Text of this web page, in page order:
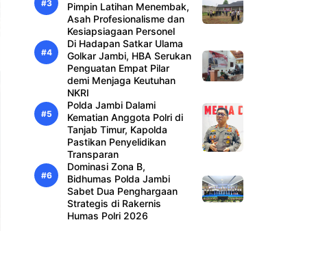
Pimpin Latihan Menembak,
Asah Profesionalisme dan
Kesiapsiagaan Personel
Di Hadapan Satkar Ulama
Golkar Jambi, HBA Serukan
Penguatan Empat Pilar
demi Menjaga Keutuhan
NKRI
Polda Jambi Dalami
Kematian Anggota Polri di
Tanjab Timur, Kapolda
Pastikan Penyelidikan
Transparan
Dominasi Zona B,
Bidhumas Polda Jambi
Sabet Dua Penghargaan
Strategis di Rakernis
Humas Polri 2026